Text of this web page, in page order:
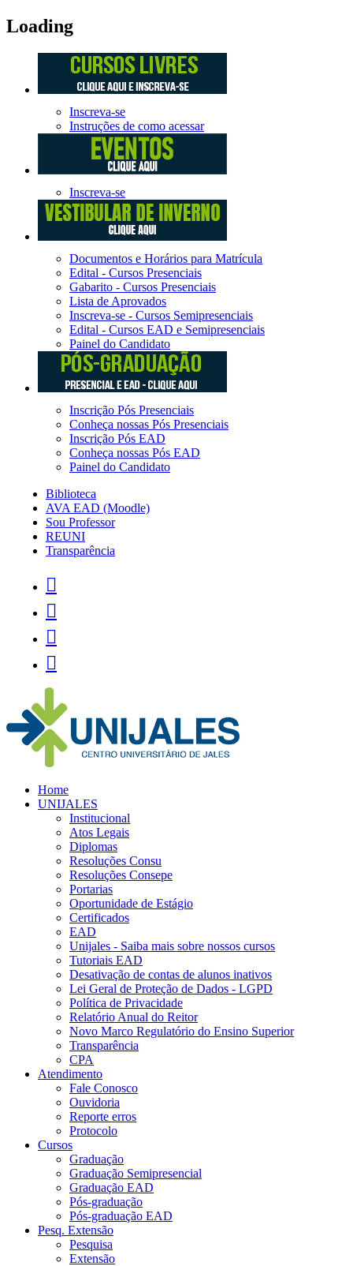
Loading
Inscreva-se
Instruções de como acessar
Inscreva-se
Documentos e Horários para Matrícula
Edital - Cursos Presenciais
Gabarito - Cursos Presenciais
Lista de Aprovados
Inscreva-se - Cursos Semipresenciais
Edital - Cursos EAD e Semipresenciais
Painel do Candidato
Inscrição Pós Presenciais
Conheça nossas Pós Presenciais
Inscrição Pós EAD
Conheça nossas Pós EAD
Painel do Candidato
Biblioteca
AVA EAD (Moodle)
Sou Professor
REUNI
Transparência




Home
UNIJALES
Institucional
Atos Legais
Diplomas
Resoluções Consu
Resoluções Consepe
Portarias
Oportunidade de Estágio
Certificados
EAD
Unijales - Saiba mais sobre nossos cursos
Tutoriais EAD
Desativação de contas de alunos inativos
Lei Geral de Proteção de Dados - LGPD
Política de Privacidade
Relatório Anual do Reitor
Novo Marco Regulatório do Ensino Superior
Transparência
CPA
Atendimento
Fale Conosco
Ouvidoria
Reporte erros
Protocolo
Cursos
Graduação
Graduação Semipresencial
Graduação EAD
Pós-graduação
Pós-graduação EAD
Pesq. Extensão
Pesquisa
Extensão